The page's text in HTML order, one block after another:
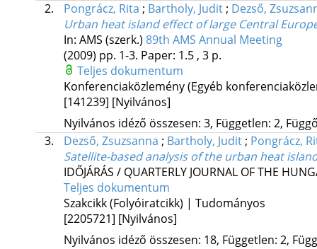
2.
Pongrácz, Rita ; Bartholy, Judit; Dezső,
Urban heat island effect of large Central
In: AMS (szerk.) 89th AMS Annual Meeting
(2009) pp. 1-3. Paper: 1.5 , 3 p.
Teljes dokumentum
Konferenciaközlemény (Egyéb
[141239] [Nyilvános]
Nyilvános idéző összesen: 3, Független: 2,
3.
Dezső, Zsuzsanna ; Bartholy, Judit; Pongrácz,
Satellite-based analysis of the urban heat
IDŐJÁRÁS / QUARTERLY JOURNAL OF THE
Teljes dokumentum
Szakcikk (Folyóiratcikk) | Tudományos
[2205721] [Nyilvános]
Nyilvános idéző összesen: 18, Független: 2,